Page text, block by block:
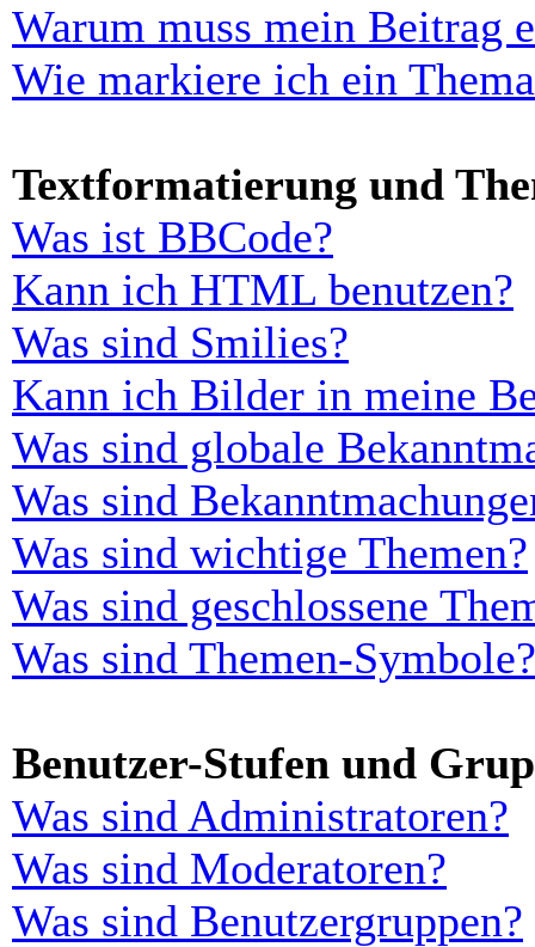
Warum muss mein Beitrag
Wie markiere ich ein
Textformatierung und
Was ist BBCode?
Kann ich HTML benutzen?
Was sind Smilies?
Kann ich Bilder in meine
Was sind globale
Was sind
Was sind wichtige Themen?
Was sind geschlossene
Was sind Themen-Symbole?
Benutzer-Stufen und
Was sind Administratoren?
Was sind Moderatoren?
Was sind Benutzergruppen?